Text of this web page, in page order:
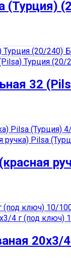
(Турция)
32
20х3/